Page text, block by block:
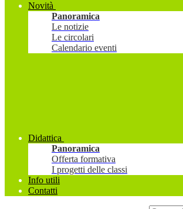
Novità
Panoramica
Le notizie
Le circolari
Calendario eventi
Didattica
Panoramica
Offerta formativa
I progetti delle classi
Info utili
Contatti